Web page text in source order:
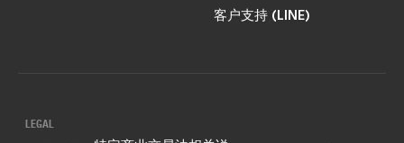
客户支持 (LINE)
LEGAL